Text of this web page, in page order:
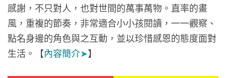
感謝，不只對人，也對世間的萬事萬物。直率的畫
風，重複的節奏，非常適合小小孩閱讀，一一觀察、
點名身邊的角色與之互動，並以珍惜感恩的態度面對
生活。【內容簡介➤】